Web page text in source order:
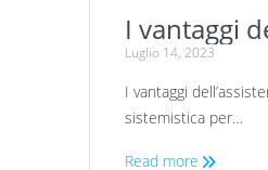
I vantaggi
Luglio 14, 2023
I vantaggi
sistemistica per…
Read more